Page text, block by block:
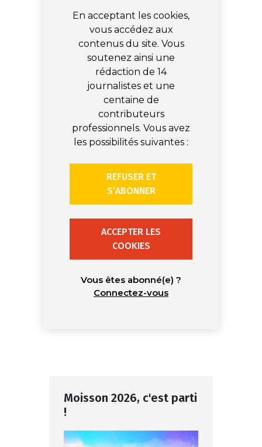
En acceptant les cookies,
vous accédez aux
contenus du site. Vous
soutenez ainsi une
rédaction de 14
journalistes et une
centaine de
contributeurs
professionnels. Vous avez
les possibilités suivantes :
REFUSER ET
S’ABONNER
ACCEPTER LES
COOKIES
Vous êtes abonné(e) ?
Connectez-vous
Moisson 2026, c'est parti
!